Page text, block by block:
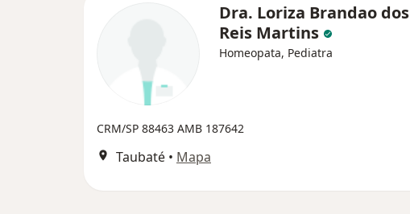
Dra. Loriza Brandao dos
Reis Martins
Homeopata, Pediatra
CRM/SP 88463 AMB 187642
Taubaté • Mapa